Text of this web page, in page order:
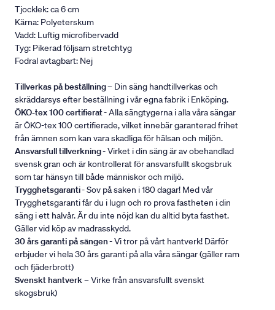
Tjocklek: ca 6 cm
Kärna: Polyeterskum
Vadd: Luftig microfibervadd
Tyg: Pikerad följsam stretchtyg
Fodral avtagbart: Nej
Tillverkas på beställning– Din säng handtillverkas och
skräddarsys efter beställning i vår egna fabrik i Enköping.
ÖKO-tex 100 certifierat- Alla sängtygerna i alla våra sängar
är ÖKO-tex 100 certifierade, vilket innebär garanterad frihet
från ämnen som kan vara skadliga för hälsan och miljön.
Ansvarsfull tillverkning- Virket i din säng är av obehandlad
svensk gran och är kontrollerat för ansvarsfullt skogsbruk
som tar hänsyn till både människor och miljö.
Trygghetsgaranti- Sov på saken i 180 dagar! Med vår
Trygghetsgaranti får du i lugn och ro prova fastheten i din
säng i ett halvår. Är du inte nöjd kan du alltid byta fasthet.
Gäller vid köp av madrasskydd.
30 års garanti på sängen- Vi tror på vårt hantverk! Därför
erbjuder vi hela 30 års garanti på alla våra sängar (gäller ram
och fjäderbrott)
Svenskt hantverk– Virke från ansvarsfullt svenskt
skogsbruk)